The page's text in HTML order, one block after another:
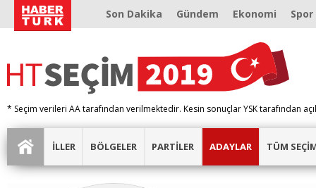
Son Dakika Gündem Ekonomi Spor
* Seçim verileri AA tarafından verilmektedir. Kesin sonuçlar YSK tarafından
İLLER BÖLGELER PARTİLER ADAYLAR TÜM